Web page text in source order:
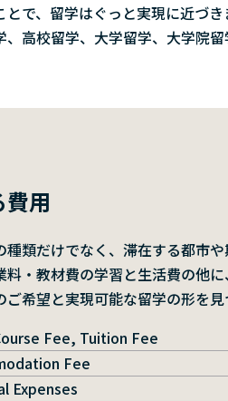
で、留学はぐっと実現に近づき
高校留学、大学留学、大学院
用
類だけでなく、滞在する都市や
料・教材費の学習と生活費の他
希望と実現可能な留学の形を
Fee, Tuition Fee
Fee
Expenses